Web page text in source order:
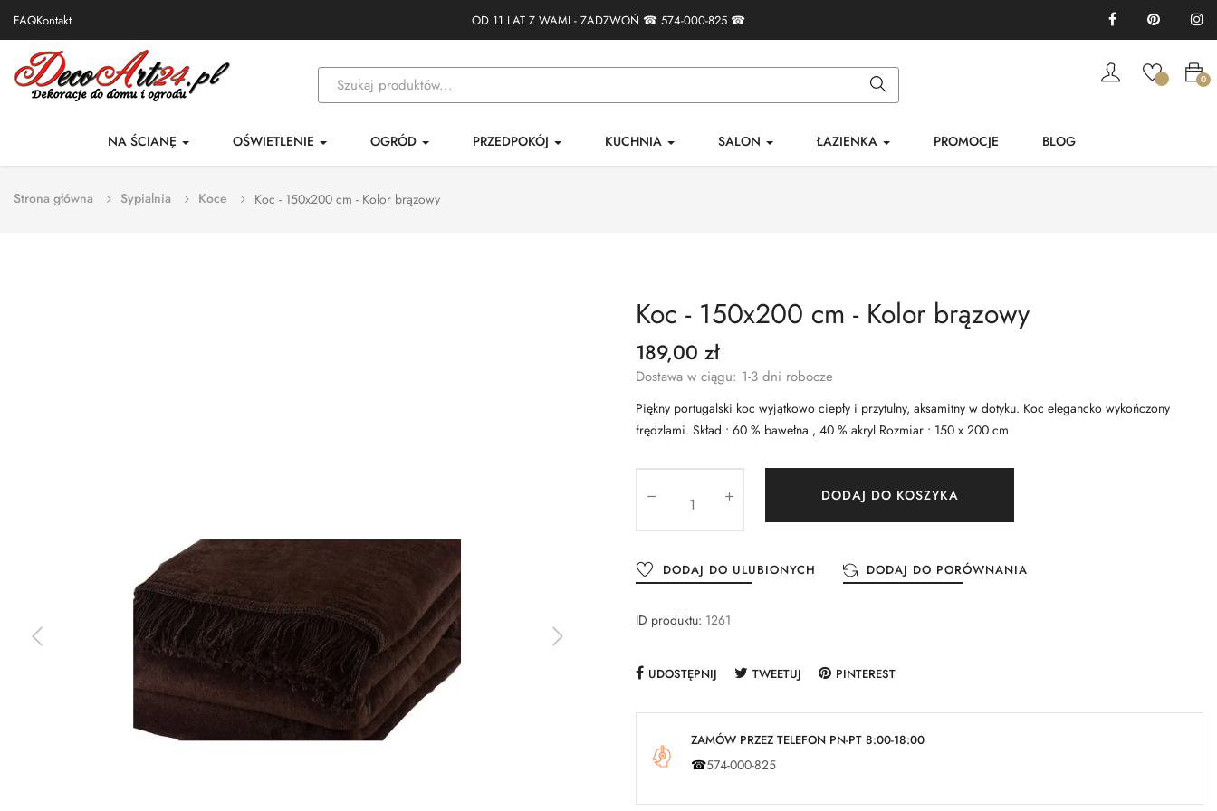
FAQKontakt OD 11 LAT Z WAMI - ZADZWOŃ ☎ 574-000-825 ☎ FacebookPinterest
0
NA ŚCIANĘ OŚWIETLENIE OGRÓD PRZEDPOKÓJ KUCHNIA SALON ŁAZIENKA PROMOCJE BLOG
Strona główna Sypialnia Koce Koc - 150x200 cm - Kolor brązowy
Koc - 150x200 cm - Kolor brązowy
189,00 zł
Dostawa w ciągu: 1-3 dni robocze
Piękny portugalski koc wyjątkowo ciepły i przytulny, aksamitny w dotyku. Koc elegancko wykończony
frędzlami. Skład : 60 % bawełna , 40 % akryl Rozmiar : 150 x 200 cm
DODAJ DO KOSZYKA
DODAJ DO ULUBIONYCH DODAJ DO PORÓWNANIA
ID produktu: 1261
UDOSTĘPNIJ TWEETUJ PINTEREST
ZAMÓW PRZEZ TELEFON PN-PT 8:00-18:00
☎574-000-825